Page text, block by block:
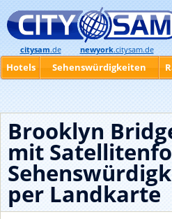
Brooklyn
mit
per Landkarte
citysam.de newyork.citysam.de
Hotels Sehenswürdigkeiten